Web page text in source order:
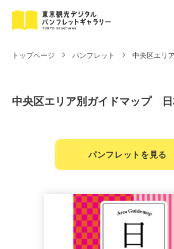
トップページ パンフレット 中央区エリ
中央区エリア別ガイドマップ
パンフレットを見る